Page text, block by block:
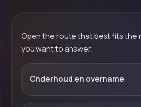
Open the route that best fits the
you want to answer.
Onderhoud en overname